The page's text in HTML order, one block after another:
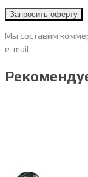
Мы составим
e-mail.